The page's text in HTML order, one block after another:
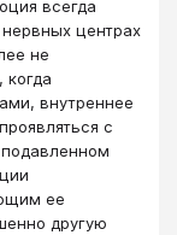
всегда
центрах
не
внутреннее
с
ее
другую